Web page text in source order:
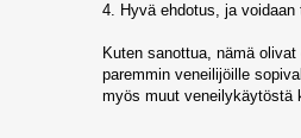
4. Hyvä ehdotus, ja
Kuten sanottua, nämä
paremmin veneilijöille
myös muut veneilykäytöstä